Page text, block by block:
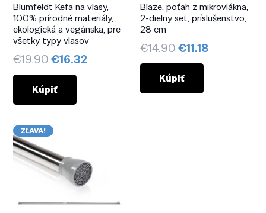
Blumfeldt Kefa na vlasy,
100% prírodné materiály,
ekologická a vegánska, pre
všetky typy vlasov
€19.90Pôvodná
cena
bola:
€19.90.
€16.32
Kúpiť
Blaze, poťah z mikrovlákna,
2-dielny set, príslušenstvo,
28 cm
€14.90Pôvodná
cena
bola:
€14.90.
€11.18Aktuálna
Kúpiť
ZĽAVA!